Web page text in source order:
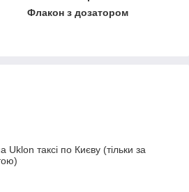
Флакон з дозатором
Uklon таксі по Києву (тільки за